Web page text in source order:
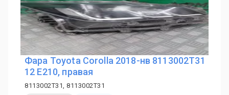
Фара Toyota Corolla 2018-нв 8113002T31
12 E210, правая
8113002T31, 8113002T31